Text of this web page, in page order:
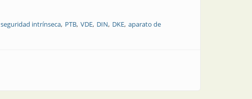
seguridad intrínseca PTB VDE DIN DKE aparato de